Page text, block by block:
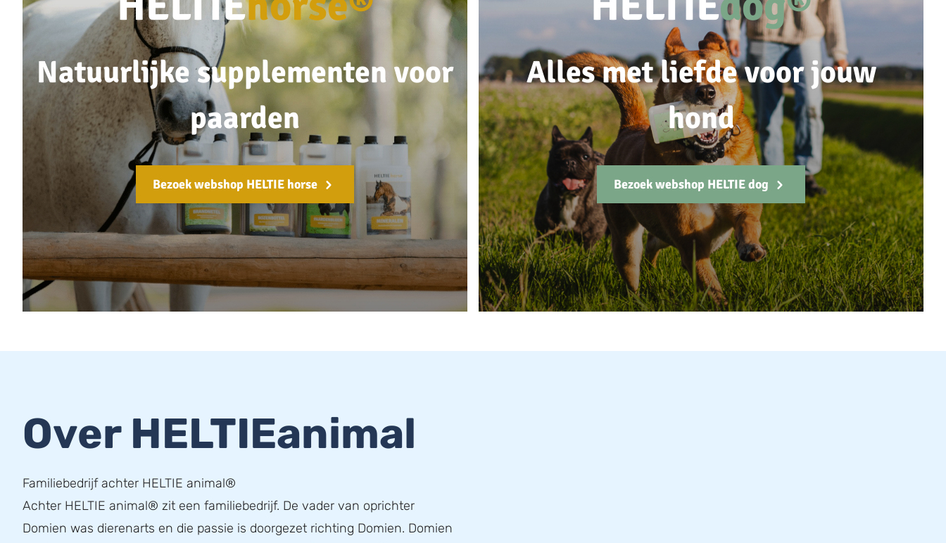
Natuurlijke supplementen voor
paarden
Bezoek webshop HELTIE horse
Alles met liefde voor jouw
hond
Bezoek webshop HELTIE dog
Over HELTIEanimal
Familiebedrijf achter HELTIE animal®
Achter HELTIE animal® zit een familiebedrijf. De vader van oprichter
Domien was dierenarts en die passie is doorgezet richting Domien. Domien